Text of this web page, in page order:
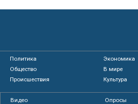
Политика
Экономика
Общество
В мире
Происшествия
Культура
Видео
Опросы